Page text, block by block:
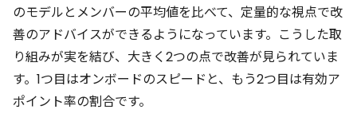
のモデルとメンバーの平均値を比べて、定量的な視点で改
善のアドバイスができるようになっています。こうした取
り組みが実を結び、大きく2つの点で改善が見られていま
す。1つ目はオンボードのスピードと、もう2つ目は有効ア
ポイント率の割合です。